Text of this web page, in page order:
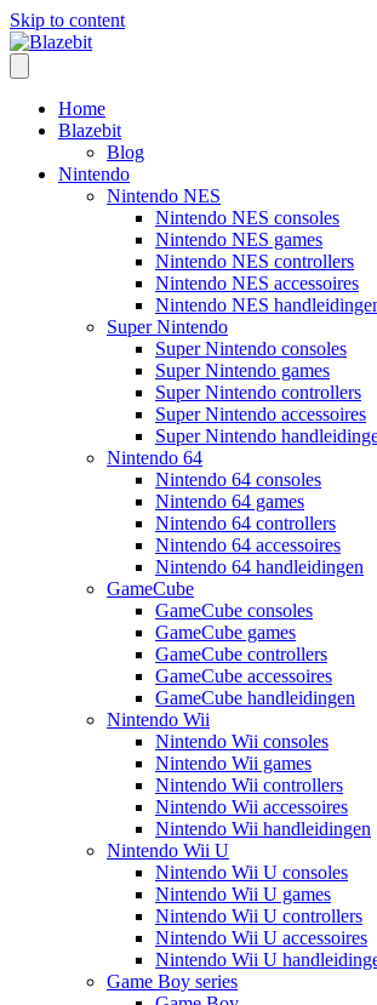
Skip to content
Home
Blazebit
Blog
Nintendo
Nintendo NES
Nintendo NES consoles
Nintendo NES games
Nintendo NES controllers
Nintendo NES accessoires
Nintendo NES
Super Nintendo
Super Nintendo consoles
Super Nintendo games
Super Nintendo controllers
Super Nintendo accessoires
Super Nintendo
Nintendo 64
Nintendo 64 consoles
Nintendo 64 games
Nintendo 64 controllers
Nintendo 64 accessoires
Nintendo 64 handleidingen
GameCube
GameCube consoles
GameCube games
GameCube controllers
GameCube accessoires
GameCube handleidingen
Nintendo Wii
Nintendo Wii consoles
Nintendo Wii games
Nintendo Wii controllers
Nintendo Wii accessoires
Nintendo Wii handleidingen
Nintendo Wii U
Nintendo Wii U consoles
Nintendo Wii U games
Nintendo Wii U controllers
Nintendo Wii U accessoires
Nintendo Wii U
Game Boy series